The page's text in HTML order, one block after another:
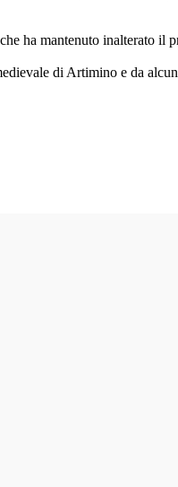
ha mantenuto inalterato
di Artimino e da